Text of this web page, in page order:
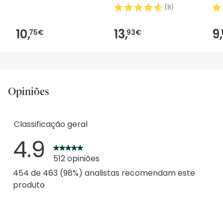
10,75€
(8)
13,93€ 9,
Opiniões
Classificação geral
4.9
512 opiniões
454 de 463 (98%) analistas recomendam este
produto